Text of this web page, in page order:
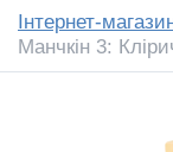
Інтернет-
Манчкін 3: